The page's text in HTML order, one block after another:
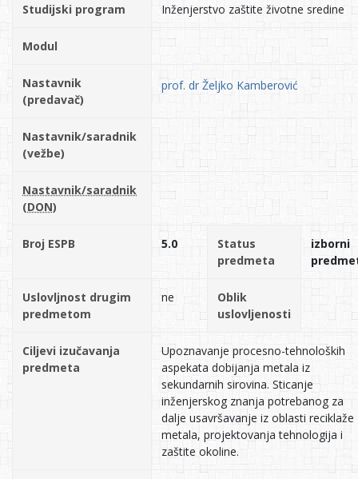
Studijski program Inženjerstvo zaštite životne sredine
Modul
Nastavnik
(predavač)
prof. dr Željko Kamberović
Nastavnik/saradnik
(vežbe)
Nastavnik/saradnik
(DON)
Broj ESPB 5.0
Status
predmeta
izborni
Uslovljnost drugim
predmetom
ne
Oblik
uslovljenosti
Ciljevi izučavanja
predmeta
Upoznavanje procesno-tehnoloških
aspekata dobijanja metala iz
sekundarnih sirovina. Sticanje
inženjerskog znanja potrebanog za
dalje usavršavanje iz oblasti reciklaže
metala, projektovanja tehnologija i
zaštite okoline.